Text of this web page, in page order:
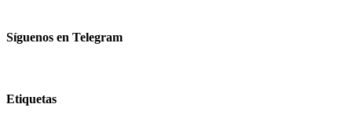
Síguenos en Telegram
Etiquetas